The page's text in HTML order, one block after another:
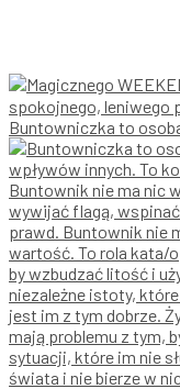
Buntowniczka to